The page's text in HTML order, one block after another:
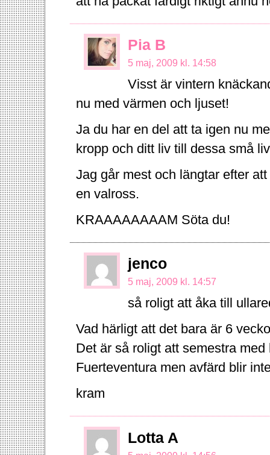
Pia B
5 maj, 2009 kl. 14:58
Visst är vintern
nu med värmen och ljuset!
Ja du har en del att ta igen nu
kropp och ditt liv till dessa små
Jag går mest och längtar efter
en valross.
KRAAAAAAAAM Söta du!
jenco
5 maj, 2009 kl. 14:57
så roligt att åka till
Vad härligt att det bara är 6
Det är så roligt att semestra
Fuerteventura men avfärd blir
kram
Lotta A